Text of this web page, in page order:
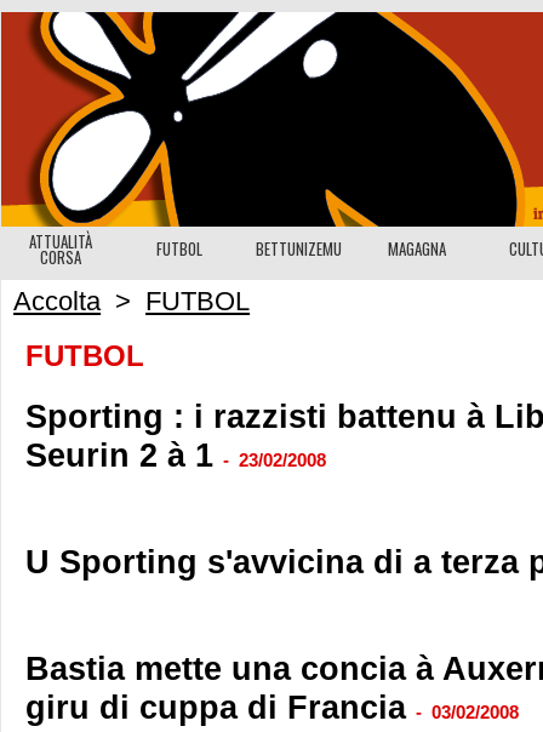
ATTUALITÀ
CORSA FUTBOL BETTUNIZEMU MAGAGNA
Accolta > FUTBOL
FUTBOL
Sporting : i razzisti battenu à
Seurin 2 à 1 - 23/02/2008
U Sporting s'avvicina di a terza
Bastia mette una concia à
giru di cuppa di Francia - 03/02/2008